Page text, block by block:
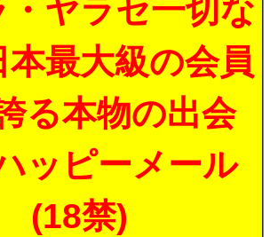
ヤラセ一切な
本最大級の会員
る本物の出会
ッピーメール
(18禁)